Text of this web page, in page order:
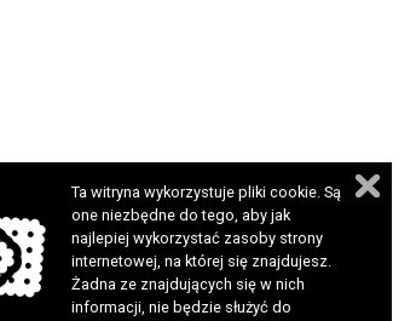
Ta witryna wykorzystuje pliki cookie. Są
one niezbędne do tego, aby jak
najlepiej wykorzystać zasoby strony
internetowej, na której się znajdujesz.
Żadna ze znajdujących się w nich
informacji, nie będzie służyć do